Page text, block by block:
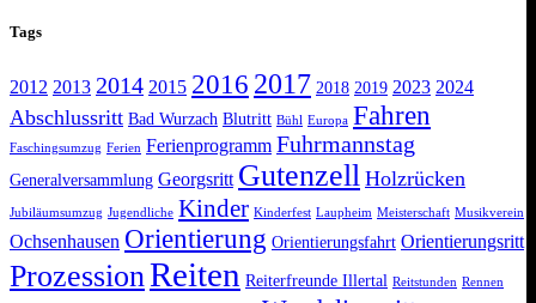
Tags
2012 2013 2014 2015 2016 2017 2018 2019 2023 2024
Abschlussritt Bad Wurzach Blutritt Bühl Europa Fahren
Faschingsumzug Ferien Ferienprogramm Fuhrmannstag
Generalversammlung Georgsritt Gutenzell Holzrücken
Jubiläumsumzug Jugendliche Kinder Kinderfest Laupheim Meisterschaft Musikverein
Ochsenhausen Orientierung Orientierungsfahrt Orientierungsritt
ProzessionReiten Reiterfreunde Illertal Reitstunden Rennen